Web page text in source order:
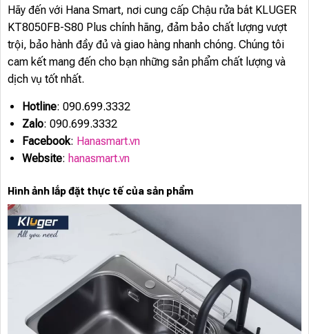
Hãy đến với Hana Smart, nơi cung cấp Chậu rửa bát KLUGER
KT8050FB-S80 Plus chính hãng, đảm bảo chất lượng vượt
trội, bảo hành đầy đủ và giao hàng nhanh chóng. Chúng tôi
cam kết mang đến cho bạn những sản phẩm chất lượng và
dịch vụ tốt nhất.
Hotline: 090.699.3332
Zalo: 090.699.3332
Facebook: Hanasmart.vn
Website: hanasmart.vn
Hình ảnh lắp đặt thực tế của sản phẩm